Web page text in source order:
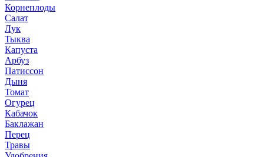
Корнеплоды
Салат
Лук
Тыква
Капуста
Арбуз
Патиссон
Дыня
Томат
Огурец
Кабачок
Баклажан
Перец
Травы